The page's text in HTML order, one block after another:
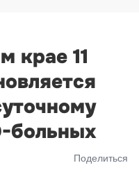
крае 11
больных
Поделиться